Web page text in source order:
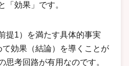
「効果」です。
提1）を満たす具体的事実
て効果（結論）を導くことが
思考回路が有用なのです。